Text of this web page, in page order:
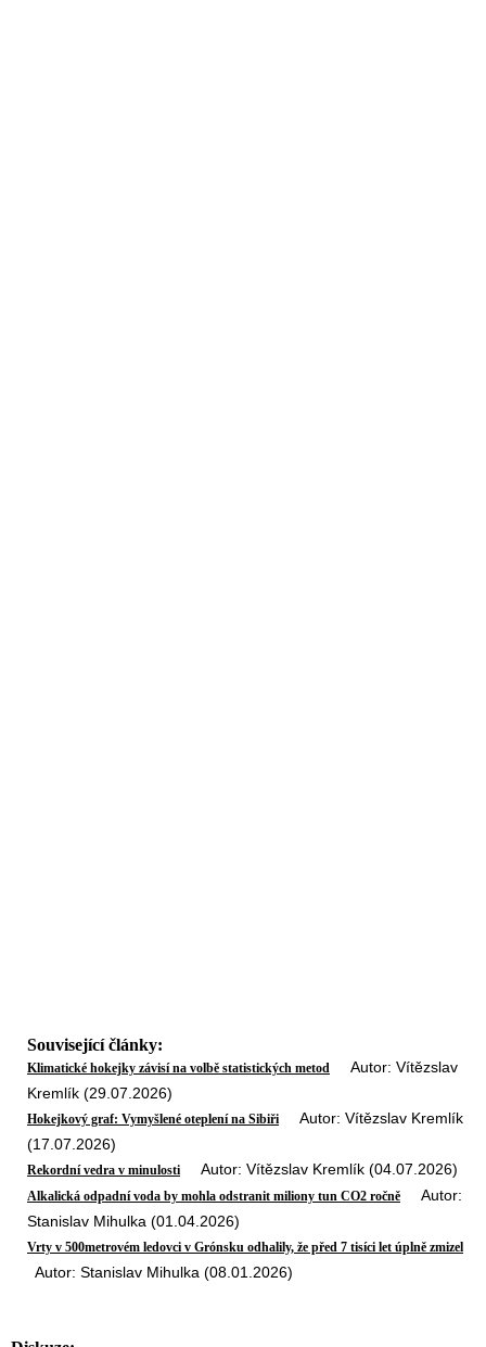
Související články:
Klimatické hokejky závisí na volbě statistických metod Autor: Vítězslav
Kremlík (29.07.2026)
Hokejkový graf: Vymyšlené oteplení na Sibiři Autor: Vítězslav Kremlík
(17.07.2026)
Rekordní vedra v minulosti Autor: Vítězslav Kremlík (04.07.2026)
Alkalická odpadní voda by mohla odstranit miliony tun CO2 ročně Autor:
Stanislav Mihulka (01.04.2026)
Vrty v 500metrovém ledovci v Grónsku odhalily, že před 7 tisíci let úplně zmizel
Autor: Stanislav Mihulka (08.01.2026)